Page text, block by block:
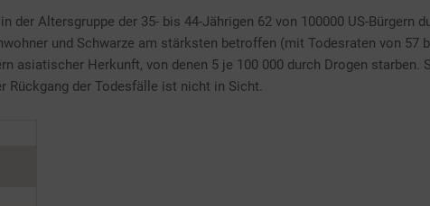
Altersgruppe der 35- bis 44-Jährigen 62 von 100000 US-Bürgern
und Schwarze am stärksten betroffen (mit Todesraten von 57
asiatischer Herkunft, von denen 5 je 100 000 durch Drogen starben.
Rückgang der Todesfälle ist nicht in Sicht.
Inaktiv